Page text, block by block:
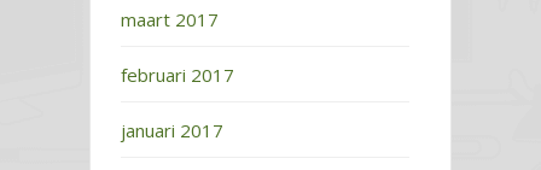
maart 2017
februari 2017
januari 2017